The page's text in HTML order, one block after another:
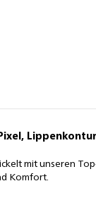
mit unseren
Komfort.